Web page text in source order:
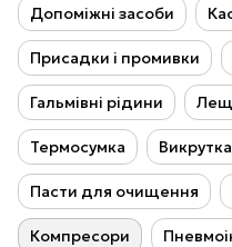
Допоміжні засоби
Присадки і промивки
Гальмівні рідини
Термосумка
Пасти для очищення
Компресори